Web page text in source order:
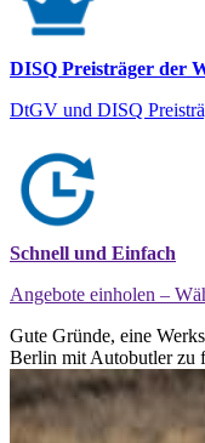
DISQ Preisträger der
DtGV und DISQ
Schnell und Einfach
Angebote einholen –
Gute Gründe, eine
Berlin mit Autobutler zu